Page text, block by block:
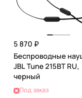
5 870 ₽
Беспроводные
JBL Tune 215BT RU,
черный
Под заказ